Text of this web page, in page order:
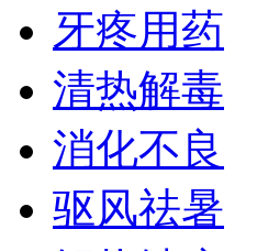
牙疼用药
清热解毒
消化不良
驱风祛暑